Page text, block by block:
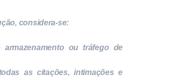
considera-se:
ou tráfego de
as citações, intimações e